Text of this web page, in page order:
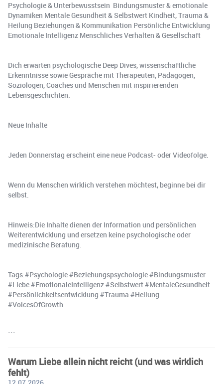
Psychologie & Unterbewusstsein ️ Bindungsmuster & emotionale
Dynamiken Mentale Gesundheit & Selbstwert Kindheit, Trauma &
Heilung Beziehungen & Kommunikation Persönliche Entwicklung
Emotionale Intelligenz Menschliches Verhalten & Gesellschaft
Dich erwarten psychologische Deep Dives, wissenschaftliche
Erkenntnisse sowie Gespräche mit Therapeuten, Pädagogen,
Soziologen, Coaches und Menschen mit inspirierenden
Lebensgeschichten.
Neue Inhalte
Jeden Donnerstag erscheint eine neue Podcast- oder Videofolge.
Wenn du Menschen wirklich verstehen möchtest, beginne bei dir
selbst.
Hinweis:Die Inhalte dienen der Information und persönlichen
Weiterentwicklung und ersetzen keine psychologische oder
medizinische Beratung.
Tags:#Psychologie #Beziehungspsychologie #Bindungsmuster
#Liebe #EmotionaleIntelligenz #Selbstwert #MentaleGesundheit
#Persönlichkeitsentwicklung #Trauma #Heilung
#VoicesOfGrowth
```
Warum Liebe allein nicht reicht (und was wirklich
fehlt)